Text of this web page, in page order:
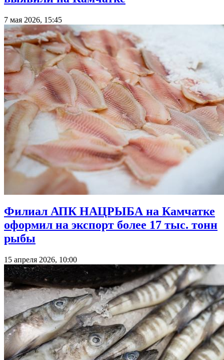
7 мая 2026, 15:45
Филиал АПК НАЦРЫБА на Камчатке
оформил на экспорт более 17 тыс. тонн
рыбы
15 апреля 2026, 10:00